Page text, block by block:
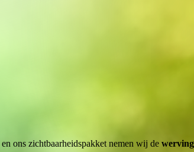
en ons zichtbaarheidspakket nemen wij de werving